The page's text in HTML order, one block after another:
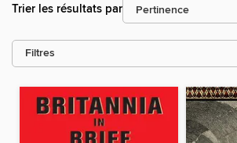
Trier les résultats par
Filtres